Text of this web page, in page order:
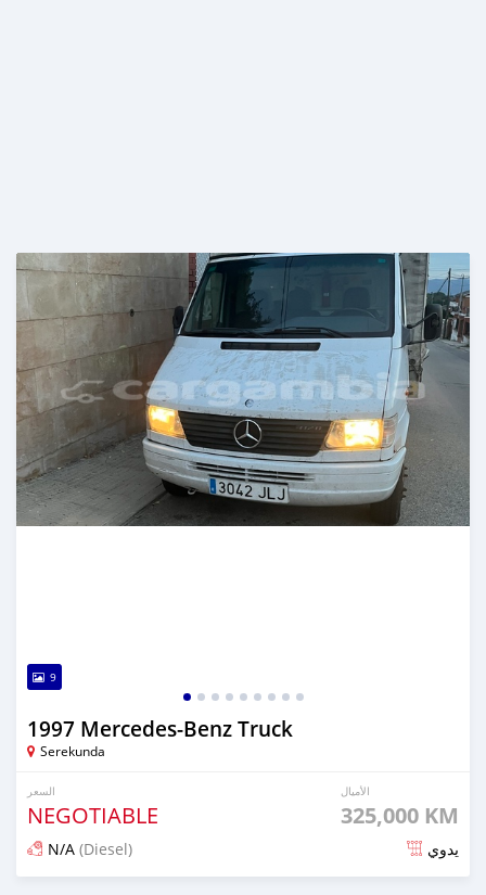
9
1997 Mercedes‒Benz Truck
Serekunda
السعر
NEGOTIABLE
الأميال
325,000 KM
N/A (Diesel) يدوي